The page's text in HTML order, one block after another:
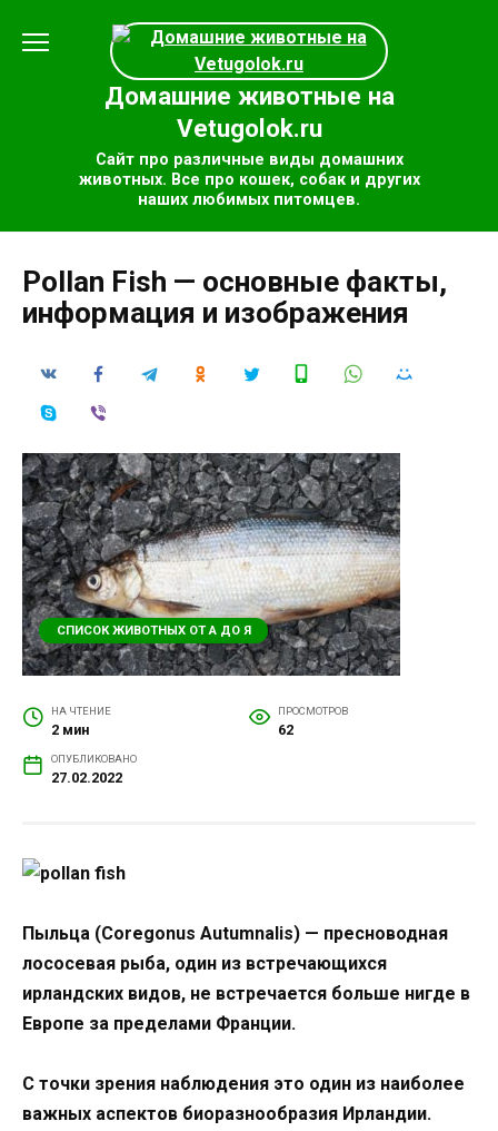
содержанию
Домашние животные на
Vetugolok.ru
Сайт про различные виды домашних
животных. Все про кошек, собак и других
наших любимых питомцев.
Pollan Fish — основные факты,
информация и изображения
СПИСОК ЖИВОТНЫХ ОТ А ДО Я
НА ЧТЕНИЕ
2 мин
ПРОСМОТРОВ
62
ОПУБЛИКОВАНО
27.02.2022
Пыльца (Coregonus Autumnalis) — пресноводная
лососевая рыба, один из встречающихся
ирландских видов, не встречается больше нигде в
Европе за пределами Франции.
С точки зрения наблюдения это один из наиболее
важных аспектов биоразнообразия Ирландии.